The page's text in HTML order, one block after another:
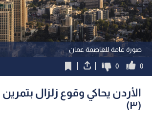
صورة عامة للعاصمة عمان
0
0
الأردن يحاكي وقوع زلزال
(٣)